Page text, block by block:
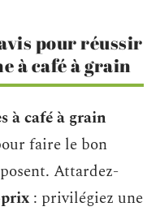
pour réussir
à café à grain
à café à grain
faire le bon
Attardez-
: privilégiez une